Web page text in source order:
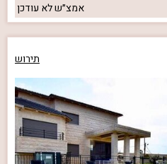
אמצ״שלא עודכן
תירוש